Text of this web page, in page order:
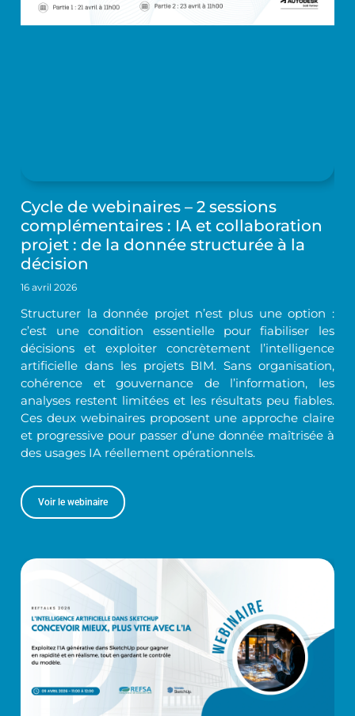
Cycle de webinaires – 2 sessions
complémentaires : IA et collaboration
projet : de la donnée structurée à la
décision
16 avril 2026
Structurer la donnée projet n’est plus une option :
c’est une condition essentielle pour fiabiliser les
décisions et exploiter concrètement l’intelligence
artificielle dans les projets BIM. Sans organisation,
cohérence et gouvernance de l’information, les
analyses restent limitées et les résultats peu fiables.
Ces deux webinaires proposent une approche claire
et progressive pour passer d’une donnée maîtrisée à
des usages IA réellement opérationnels.
Voir le webinaire